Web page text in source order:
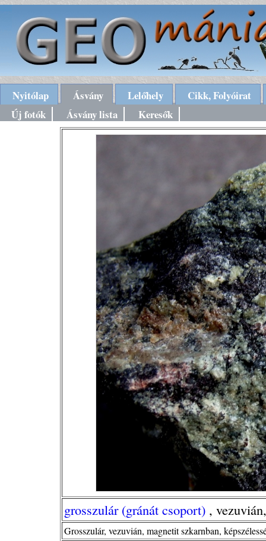
Nyitólap Ásvány Lelőhely
Cikk, Folyóirat
Új fotók
Ásvány lista Keresők
grosszulár (gránát csoport) ,
Grosszulár, vezuvián, magnetit szkarnban,